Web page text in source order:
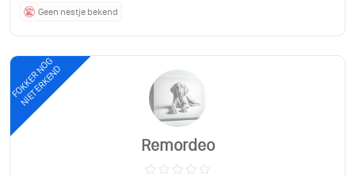
Geen nestje bekend
FOKKER NOG
NIET ERKEND
Remordeo